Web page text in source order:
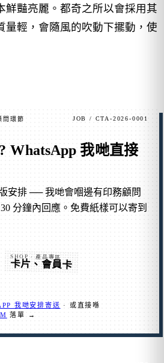
鮮豔亮麗。都奇之所以會採用其
量輕，會隨風的吹動下擺動，使
問環節 JOB / CTA-2026-0001
WhatsApp 我哋直接
安排 ── 我哋會嗰邊有印務顧問
分鐘內回應。免費紙樣可以寄到
SHOP · 產品專區
卡片、會員卡
我哋安排寄送 · 或直接喺
落單 →